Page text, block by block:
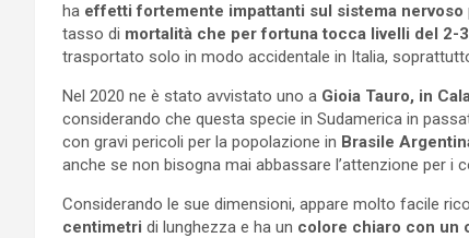
ha effetti fortemente impattanti sul sistema nervoso
tasso di mortalità che per fortuna tocca livelli del 2-
trasportato solo in modo accidentale in Italia,
Nel 2020 ne è stato avvistato uno a Gioia Tauro, in
considerando che questa specie in Sudamerica in
con gravi pericoli per la popolazione in Brasile
anche se non bisogna mai abbassare l’attenzione per i
Considerando le sue dimensioni, appare molto facile
centimetri di lunghezza e ha un colore chiaro con un